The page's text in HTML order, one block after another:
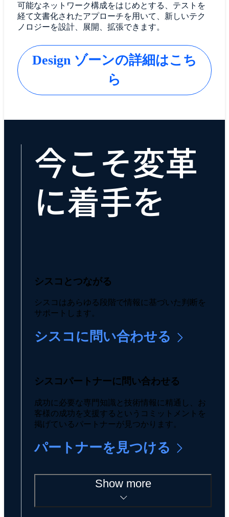
可能なネットワーク構成をはじめとする、テストを
経て文書化されたアプローチを用いて、新しいテク
ノロジーを設計、展開、拡張できます。
Design ゾーンの詳細はこち
ら
今こそ変革
に着手を
シスコとつながる
シスコはあらゆる段階で情報に基づいた判断を
サポートします。
シスコに問い合わせる
シスコパートナーに問い合わせる
成功に必要な専門知識と技術情報に精通し、お
客様の成功を支援するというコミットメントを
掲げているパートナーが見つかります。
パートナーを見つける
Show more